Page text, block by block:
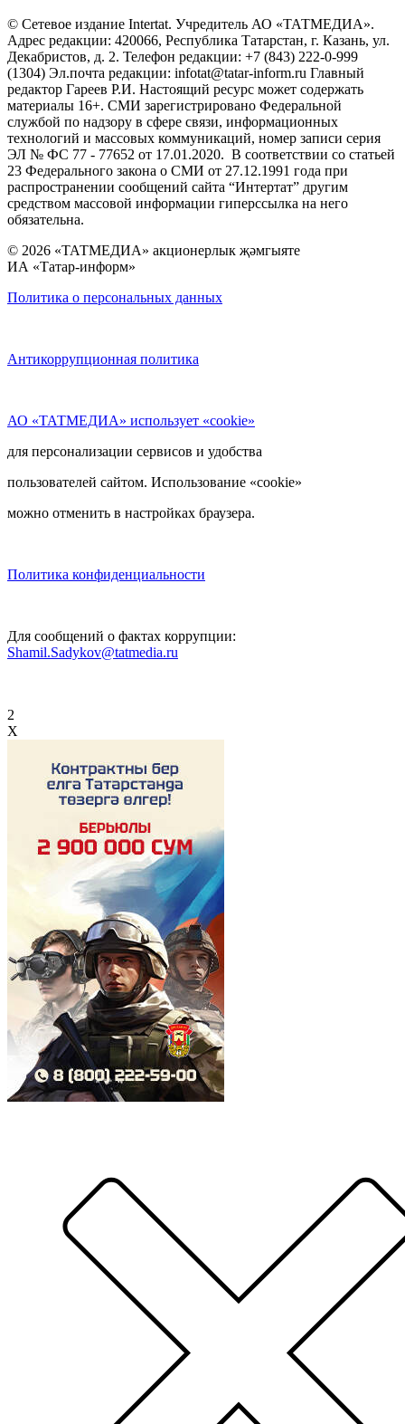
© Сетевое издание Intertat. Учредитель АО «ТАТМЕДИА».
Адрес редакции: 420066, Республика Татарстан, г. Казань, ул.
Декабристов, д. 2. Телефон редакции: +7 (843) 222-0-999
(1304) Эл.почта редакции: infotat@tatar-inform.ru Главный
редактор Гареев Р.И. Настоящий ресурс может содержать
материалы 16+. СМИ зарегистрировано Федеральной
службой по надзору в сфере связи, информационных
технологий и массовых коммуникаций, номер записи серия
ЭЛ № ФС 77 - 77652 от 17.01.2020. В соответствии со статьей
23 Федерального закона о СМИ от 27.12.1991 года при
распространении сообщений сайта “Интертат” другим
средством массовой информации гиперссылка на него
обязательна.
© 2026 «ТАТМЕДИА» акционерлык җәмгыяте
ИА «Татар-информ»
Политика о персональных данных
Антикоррупционная политика
АО «ТАТМЕДИА» использует «cookie»
для персонализации сервисов и удобства
пользователей сайтом. Использование «cookie»
можно отменить в настройках браузера.
Политика конфиденциальности
Для сообщений о фактах коррупции:
Shamil.Sadykov@tatmedia.ru
2
X